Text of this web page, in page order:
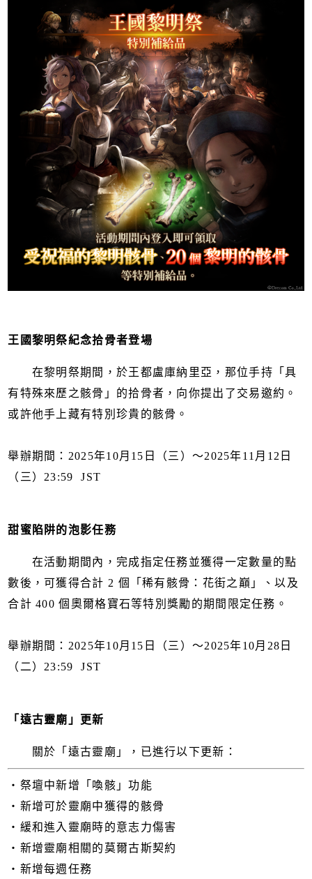
王國黎明祭紀念拾骨者登場
在黎明祭期間，於王都盧庫納里亞，那位手持「具
有特殊來歷之骸骨」的拾骨者，向你提出了交易邀約。
或許他手上藏有特別珍貴的骸骨。
舉辦期間：2025年10月15日（三）～2025年11月12日
（三）23:59 JST
甜蜜陷阱的泡影任務
在活動期間內，完成指定任務並獲得一定數量的點
數後，可獲得合計 2 個「稀有骸骨：花街之巔」、以及
合計 400 個奧爾格寶石等特別獎勵的期間限定任務。
舉辦期間：2025年10月15日（三）～2025年10月28日
（二）23:59 JST
「遠古靈廟」更新
關於「遠古靈廟」，已進行以下更新：
・祭壇中新增「喚骸」功能
・新增可於靈廟中獲得的骸骨
・緩和進入靈廟時的意志力傷害
・新增靈廟相關的莫爾古斯契約
・新增每週任務